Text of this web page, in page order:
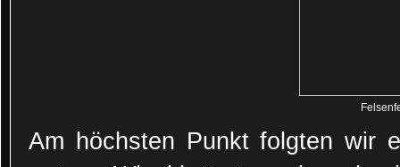
Am höchsten Punkt folgten wir